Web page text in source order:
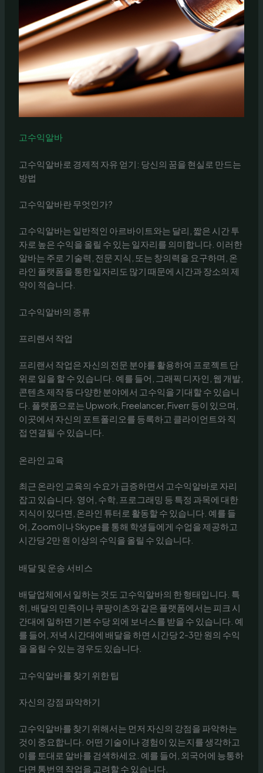
고수익알바
고수익알바로 경제적 자유 얻기: 당신의 꿈을 현실로 만드는
방법
고수익알바란 무엇인가?
고수익알바는 일반적인 아르바이트와는 달리, 짧은 시간 투
자로 높은 수익을 올릴 수 있는 일자리를 의미합니다. 이러한
알바는 주로 기술력, 전문 지식, 또는 창의력을 요구하며, 온
라인 플랫폼을 통한 일자리도 많기 때문에 시간과 장소의 제
약이 적습니다.
고수익알바의 종류
프리랜서 작업
프리랜서 작업은 자신의 전문 분야를 활용하여 프로젝트 단
위로 일을 할 수 있습니다. 예를 들어, 그래픽 디자인, 웹 개발,
콘텐츠 제작 등 다양한 분야에서 고수익을 기대할 수 있습니
다. 플랫폼으로는 Upwork, Freelancer, Fiverr 등이 있으며,
이곳에서 자신의 포트폴리오를 등록하고 클라이언트와 직
접 연결될 수 있습니다.
온라인 교육
최근 온라인 교육의 수요가 급증하면서 고수익알바로 자리
잡고 있습니다. 영어, 수학, 프로그래밍 등 특정 과목에 대한
지식이 있다면, 온라인 튜터로 활동할 수 있습니다. 예를 들
어, Zoom이나 Skype를 통해 학생들에게 수업을 제공하고
시간당 2만 원 이상의 수익을 올릴 수 있습니다.
배달 및 운송 서비스
배달업체에서 일하는 것도 고수익알바의 한 형태입니다. 특
히, 배달의 민족이나 쿠팡이츠와 같은 플랫폼에서는 피크 시
간대에 일하면 기본 수당 외에 보너스를 받을 수 있습니다. 예
를 들어, 저녁 시간대에 배달을 하면 시간당 2-3만 원의 수익
을 올릴 수 있는 경우도 있습니다.
고수익알바를 찾기 위한 팁
자신의 강점 파악하기
고수익알바를 찾기 위해서는 먼저 자신의 강점을 파악하는
것이 중요합니다. 어떤 기술이나 경험이 있는지를 생각하고
이를 토대로 알바를 검색하세요. 예를 들어, 외국어에 능통하
다면 통번역 작업을 고려할 수 있습니다.